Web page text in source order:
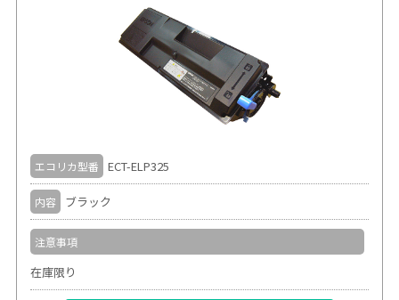
エコリカ型番 ECT-ELP325
内容 ブラック
注意事項
在庫限り